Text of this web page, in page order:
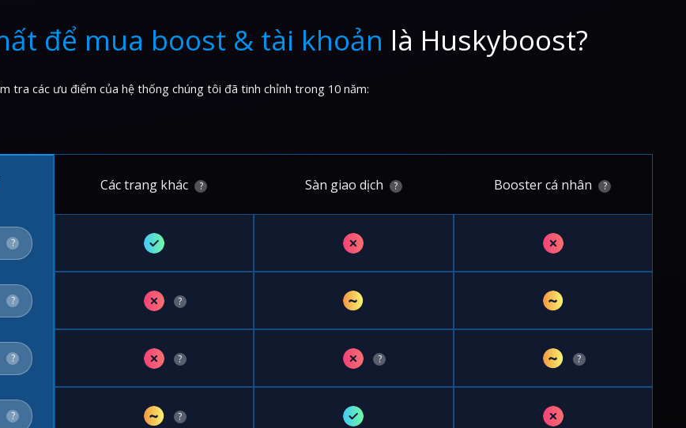
để mua boost & tài khoản là Huskyboost?
tra các ưu điểm của hệ thống chúng tôi đã tinh chỉnh trong 10 năm:
Các trang khác ? Sàn giao dịch ? Booster cá nhân ?
? ✓ ✗ ✗
? ✗ ? ~ ~
? ✗ ? ✗ ? ~ ?
? ~ ? ✓ ✗